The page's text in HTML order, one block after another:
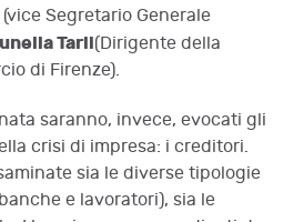
(vice Segretario Generale
Tarli(Dirigente della
di Firenze).
saranno, invece, evocati gli
crisi di impresa: i creditori.
sia le diverse tipologie
e lavoratori), sia le